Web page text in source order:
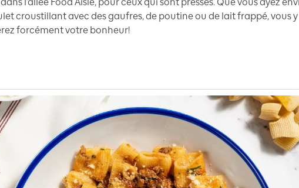
croustillant avec des gaufres, de poutine ou de lait frappé, vous y
forcément votre bonheur!